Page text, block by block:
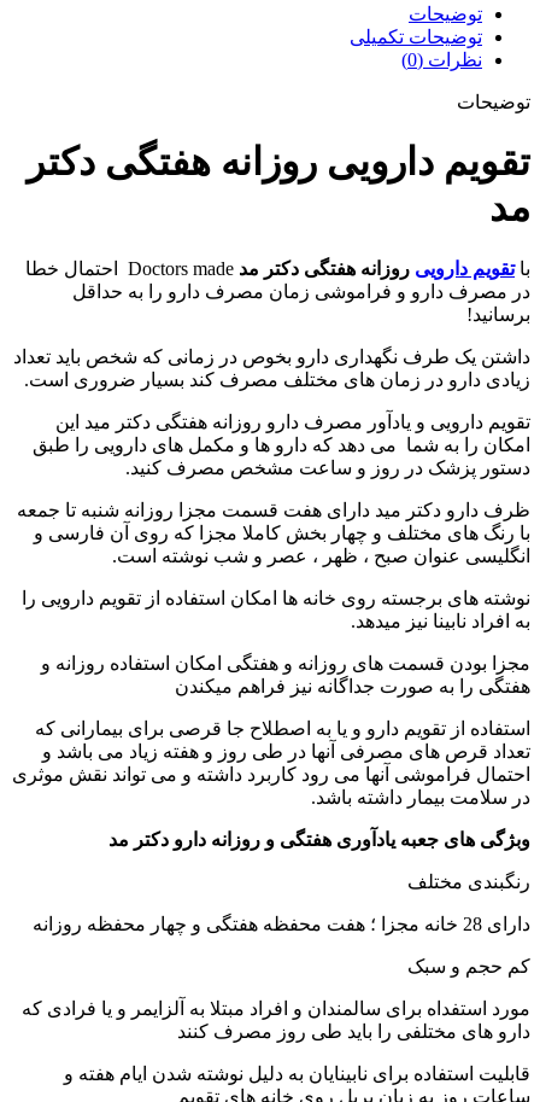
توضیحات
توضیحات تکمیلی
نظرات (0)
توضیحات
تقویم دارویی روزانه هفتگی دکتر
مد
باتقویم دارویی روزانه هفتگی دکتر مد
Doctors made احتمال خطا
در مصرف دارو و فراموشی زمان مصرف دارو را به حداقل
برسانید!
داشتن یک طرف نگهداری دارو بخوص در زمانی که شخص باید تعداد
زیادی دارو در زمان های مختلف مصرف کند بسیار ضروری است.
تقویم دارویی و یادآور مصرف دارو روزانه هفتگی دکتر مید این
امکان را به شما می دهد که دارو ها و مکمل های دارویی را طبق
دستور پزشک در روز و ساعت مشخص مصرف کنید.
ظرف دارو دکتر مید دارای هفت قسمت مجزا روزانه شنبه تا جمعه
با رنگ های مختلف و چهار بخش کاملا مجزا که روی آن فارسی و
انگلیسی عنوان صبح ، ظهر ، عصر و شب نوشته است.
نوشته های برجسته روی خانه ها امکان استفاده از تقویم دارویی را
به افراد نابینا نیز میدهد.
مجزا بودن قسمت های روزانه و هفتگی امکان استفاده روزانه و
هفتگی را به صورت جداگانه نیز فراهم میکندن
استفاده از تقویم دارو و یا به اصطلاح جا قرصی برای بیمارانی که
تعداد قرص های مصرفی آنها در طی روز و هفته زیاد می باشد و
احتمال فراموشی آنها می رود کاربرد داشته و می تواند نقش موثری
در سلامت بیمار داشته باشد.
وبژگی های جعبه یادآوری هفتگی و روزانه دارو دکتر مد
رنگبندی مختلف
دارای 28 خانه مجزا ؛ هفت محفظه هفتگی و چهار محفظه روزانه
کم حجم و سبک
مورد استفداه برای سالمندان و افراد مبتلا به آلزایمر و یا فرادی که
دارو های مختلفی را باید طی روز مصرف کنند
قابلیت استفاده برای نابینایان به دلیل نوشته شدن ایام هفته و
ساعات روز به زبان بریل روی خانه های تقویم